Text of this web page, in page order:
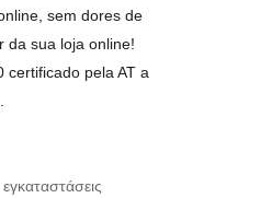
sem dores de
da sua loja online!
certificado pela AT a